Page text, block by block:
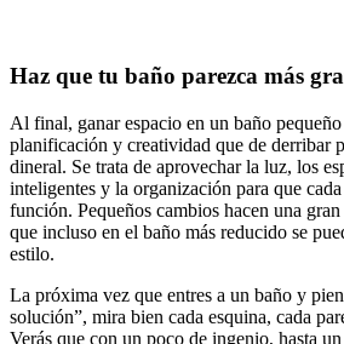
Haz que tu baño parezca más
Al final, ganar espacio en un baño
planificación y creatividad que de derribar
dineral. Se trata de aprovechar la luz, los
inteligentes y la organización para que
función. Pequeños cambios hacen una
que incluso en el baño más reducido se
estilo.
La próxima vez que entres a un baño y
solución”, mira bien cada esquina, cada
Verás que con un poco de ingenio, hasta